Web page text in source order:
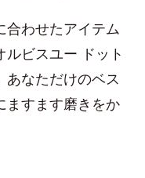
合わせたアイテム
ビスユー ドット
あなただけのベス
ますます磨きをか